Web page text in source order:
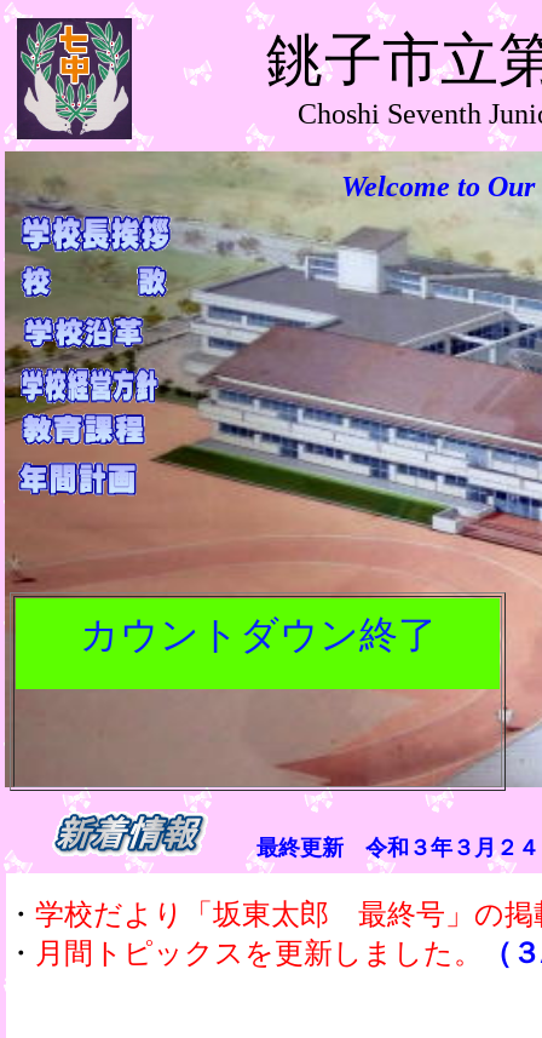
銚子市立
・ 学校だより「坂東太郎 最終号」の掲
・ 月間トピックスを更新しました。 （
Choshi Seventh
最終更新 令和３年３月２
Welcome to